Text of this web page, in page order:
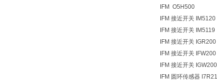
IFM O5H500
IFM 接近开关 IM5120
IFM 接近开关 IM5119
IFM 接近开关 IGR200
IFM 接近开关 IFW200
IFM 接近开关 IGW200
IFM 圆环传感器